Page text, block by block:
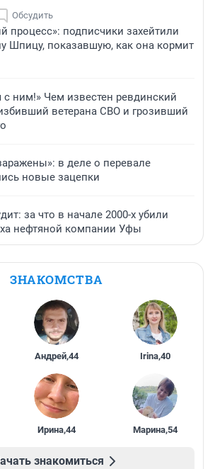
Обсудить
процесс»: подписчики захейтили
Шпицу, показавшую, как она кормит
ним!» Чем известен ревдинский
ветерана СВО и грозивший
в деле о перевале
новые зацепки
за что в начале 2000-х убили
нефтяной компании Уфы
ЗНАКОМСТВА
Андрей,44 Irina,40
Ирина,44 Марина,54
знакомиться